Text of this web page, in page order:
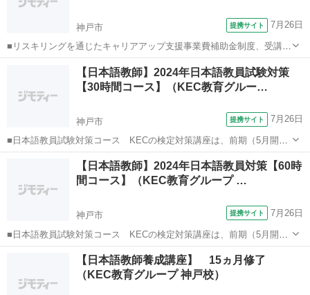
神戸市 提携サイト 7月26日
■リスキリングを通じたキャリアアップ支援事業費補助金制度、受講費
用の最大70％還付（要件有、詳細はお尋ねください） ■KECは全校舎
「文化庁届出受理講座」。 ■受講曜日・時間帯振替受講、校舎間振替
受講、休学制度、動画視聴（基...
その他
【日本語教師】2024年日本語教員試験対策
【30時間コース】（KEC教育グルー…
神戸市 提携サイト 7月26日
■日本語教員試験対策コース KECの検定対策講座は、前期（5月開
始）と後期（8月開始）の2種類の時期があり、前期には、■水曜30時
間コースと■日曜30時間コースの2コース■前期60時間と後期30時間を
加えた90時間コースも選...
その他
【日本語教師】2024年日本語教員対策【60時
間コース】（KEC教育グループ …
神戸市 提携サイト 7月26日
■日本語教員試験対策コース KECの検定対策講座は、前期（5月開
始）と後期（8月開始）の2種類の時期があり、前期には、■水曜30時
間コースと■日曜30時間コースの2コース■前期60時間と後期30時間を
加えた90時間コースも選...
その他
【日本語教師養成講座】 15ヵ月修了
（KEC教育グループ 神戸校）